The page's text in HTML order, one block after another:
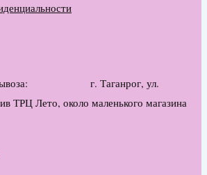
г. Таганрог, ул.
ТРЦ Лето, около маленького магазина